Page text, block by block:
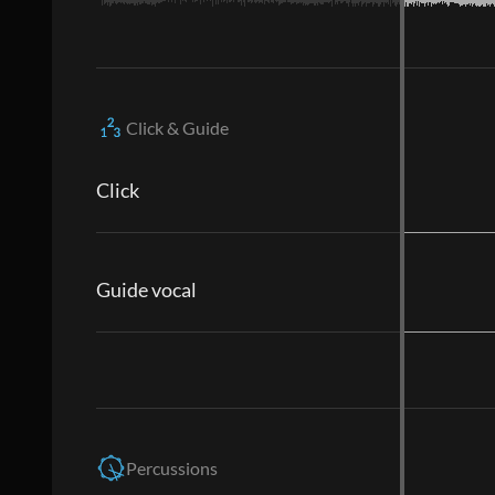
Click & Guide
Click
Guide vocal
Percussions